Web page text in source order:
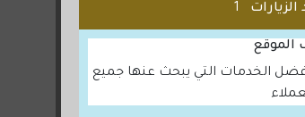
الزيارات 1
الخدمات التي يبحث عنها جميع